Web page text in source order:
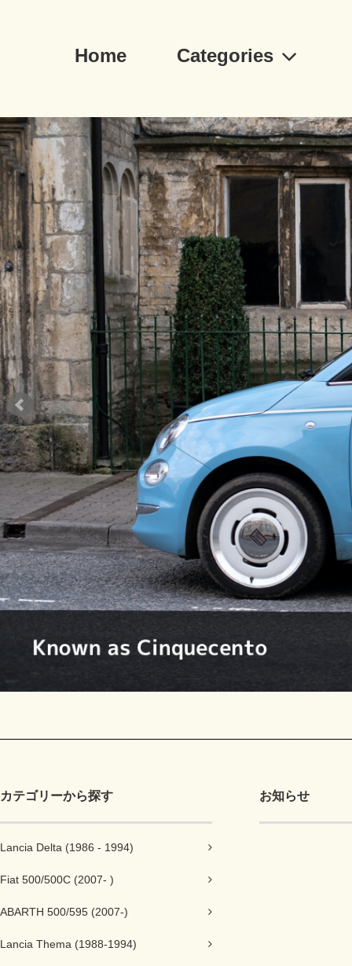
Home Categories
カテゴリーから探す
Lancia Delta (1986 - 1994)
Fiat 500/500C (2007- )
ABARTH 500/595 (2007-)
Lancia Thema (1988-1994)
お知らせ